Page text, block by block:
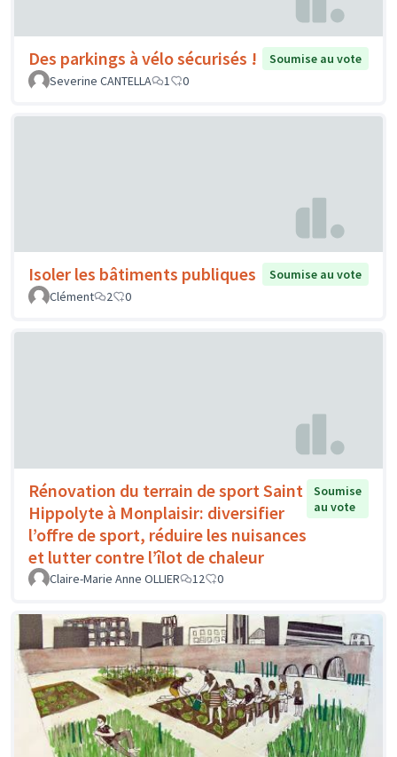
Des parkings à vélo sécurisés !
Soumise au vote
Severine CANTELLA
1 0
Isoler les bâtiments publiques
Soumise au vote
Clément
2 0
Rénovation du terrain de sport Saint
Hippolyte à Monplaisir: diversifier
l’offre de sport, réduire les nuisances
et lutter contre l’îlot de chaleur
Soumise
au vote
Claire-Marie Anne OLLIER 12 0